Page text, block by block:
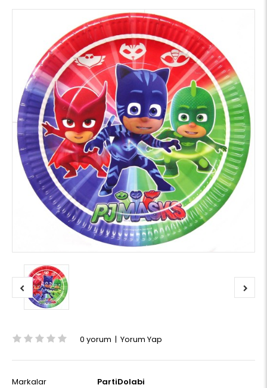
0 yorum | Yorum Yap
Markalar
PartiDolabi